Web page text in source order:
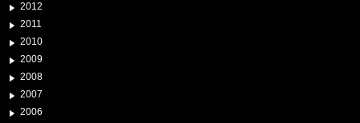
2012
2011
2010
2009
2008
2007
2006